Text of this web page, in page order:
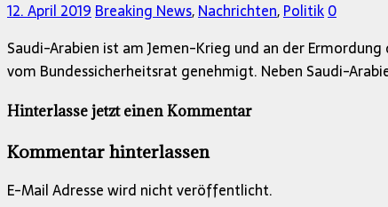
12. April 2019 Breaking News,Nachrichten,Politik0
Saudi-Arabien ist am Jemen-Krieg und an der
vom Bundessicherheitsrat genehmigt. Neben Saudi-
Hinterlasse jetzt einen Kommentar
Kommentar hinterlassen
E-Mail Adresse wird nicht veröffentlicht.